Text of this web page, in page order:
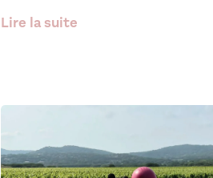
Lire la suite